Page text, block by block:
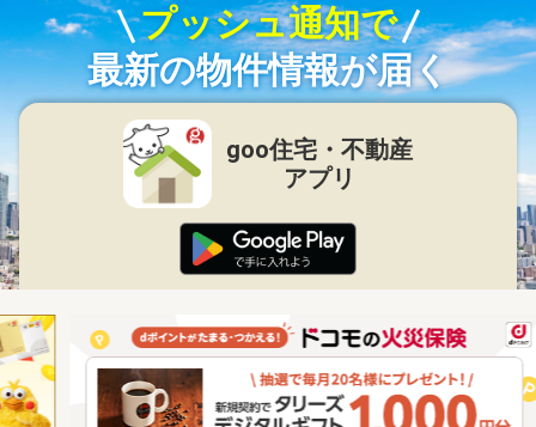
プッシュ通知で
最新の物件情報が届く
goo住宅・不動産
アプリ